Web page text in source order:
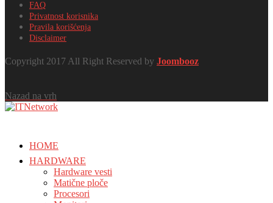
FAQ
Privatnost korisnika
Pravila korišćenja
Disclaimer
Copyright 2017 All Right Reserved by Joombooz
Nazad na vrh
HOME
HARDWARE
Hardware vesti
Matične ploče
Procesori